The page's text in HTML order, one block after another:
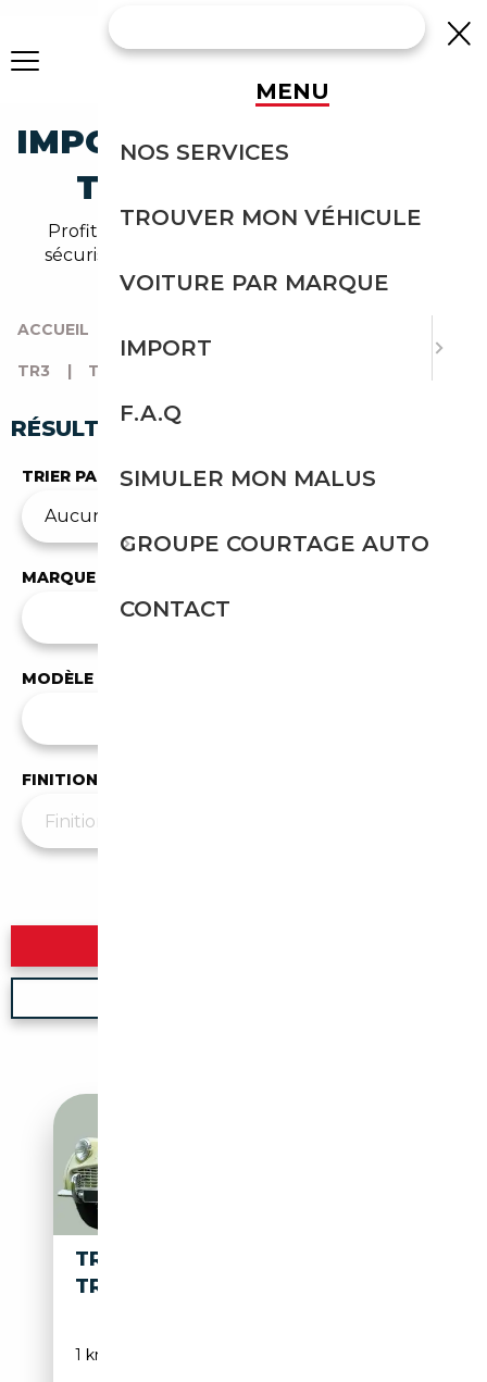
IMPORTEZ UNE TRIUMPH
TR3 D'ALLEMAGNE
Profitez de l'expérience Courtage Auto pour
sécuriser l'import de votre triumph tr3 depuis
l'Allemagne.
ACCUEIL
TR3 | TR3 D'ALLEMAGNE
RÉSULTATS DE VOTRE RECHERCHE
TRIER PAR
MARQUE
Triumph
MODÈLE
FINITION
TRIUMPH
TR3
1 km
MENU
NOS SERVICES
TROUVER MON VÉHICULE
VOITURE PAR MARQUE
IMPORT
F.A.Q
SIMULER MON MALUS
GROUPE COURTAGE AUTO
CONTACT